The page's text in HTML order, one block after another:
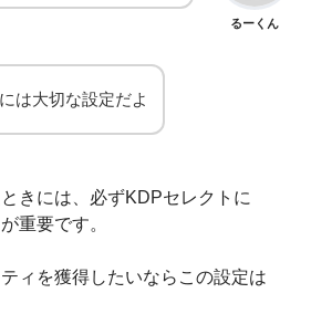
るーくん
は大切な設定だよ
きには、必ずKDPセレクトに
重要です。
ィを獲得したいならこの設定は